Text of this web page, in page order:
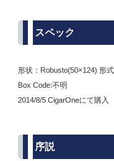
スペック
形状：Robusto(50×124) 形
Box Code:不明
2014/8/5 CigarOneにて購入
序説